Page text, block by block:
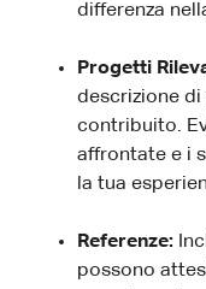
differenza
Progetti
descrizione
contribuito.
affrontate e i
la tua
Referenze:
possono